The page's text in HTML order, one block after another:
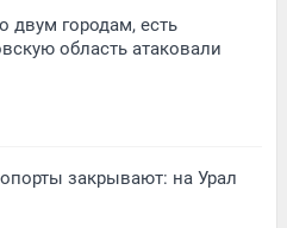
двум городам, есть
область атаковали
закрывают: на Урал